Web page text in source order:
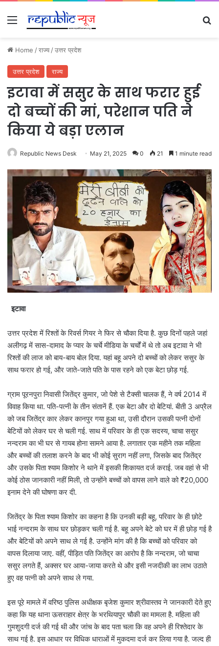
Menu
Home /राज्य /उत्तर प्रदेश
उत्तर प्रदेश राज्य
इटावा में ससुर के साथ फरार हुई
दो बच्चों की मां, परेशान पति ने
किया ये बड़ा एलान
Republic News Desk May 21, 2025 0 21 1 minute read
इटावा
उत्तर प्रदेश में रिश्तों के रिवर्स गियर ने फिर से चौका दिया है. कुछ दिनों पहले जहां
अलीगढ़ में सास-दामाद के प्यार के चर्चे मीडिया के चर्चों में थे तो अब इटावा ने भी
रिश्तों की लाज को बाय-बाय बोल दिया. यहां बहू अपने दो बच्चों को लेकर ससुर के
साथ फरार हो गई, और जाते-जाते पति के पास रहने को एक बेटा छोड़ गई.
ग्राम पूरनपुरा निवासी जितेंद्र कुमार, जो पेशे से टैक्सी चालक हैं, ने वर्ष 2014 में
विवाह किया था. पति-पत्नी के तीन संतानें हैं. एक बेटा और दो बेटियां. बीती 3 अप्रैल
को जब जितेंद्र कार लेकर कानपुर गया हुआ था, उसी दौरान उसकी पत्नी दोनों
बेटियों को लेकर घर से चली गई. साथ में परिवार के ही एक सदस्य, चाचा ससुर
नन्दराम का भी घर से गायब होना सामने आया है. लगातार एक महीने तक महिला
और बच्चों की तलाश करने के बाद भी कोई सुराग नहीं लगा, जिसके बाद जितेंद्र
और उसके पिता श्याम किशोर ने थाने में इसकी शिकायत दर्ज कराई. जब वहां से भी
कोई ठोस जानकारी नहीं मिली, तो उन्होंने बच्चों को वापस लाने वाले को ₹20,000
इनाम देने की घोषणा कर दी.
जितेंद्र के पिता श्याम किशोर का कहना है कि उनकी बड़ी बहू, परिवार के ही छोटे
भाई नन्दराम के साथ घर छोड़कर चली गई है. बहू अपने बेटे को घर में ही छोड़ गई है
और बेटियों को अपने साथ ले गई है. उन्होंने मांग की है कि बच्चों को परिवार को
वापस दिलाया जाए. वहीं, पीड़ित पति जितेंद्र का आरोप है कि नन्दराम, जो चाचा
ससुर लगते हैं, अक्सर घर आया-जाया करते थे और इसी नजदीकी का लाभ उठाते
हुए वह पत्नी को अपने साथ ले गया.
इस पूरे मामले में वरिष्ठ पुलिस अधीक्षक बृजेश कुमार श्रीवास्तव ने जानकारी देते हुए
कहा कि यह थाना ऊसराहार क्षेत्र के भरथियापुर चौकी का मामला है. महिला की
गुमशुदगी दर्ज की गई थी और जांच के बाद पता चला कि वह अपने ही रिश्तेदार के
साथ गई है. इस आधार पर विधिक धाराओं में मुकदमा दर्ज कर लिया गया है. जल्द ही